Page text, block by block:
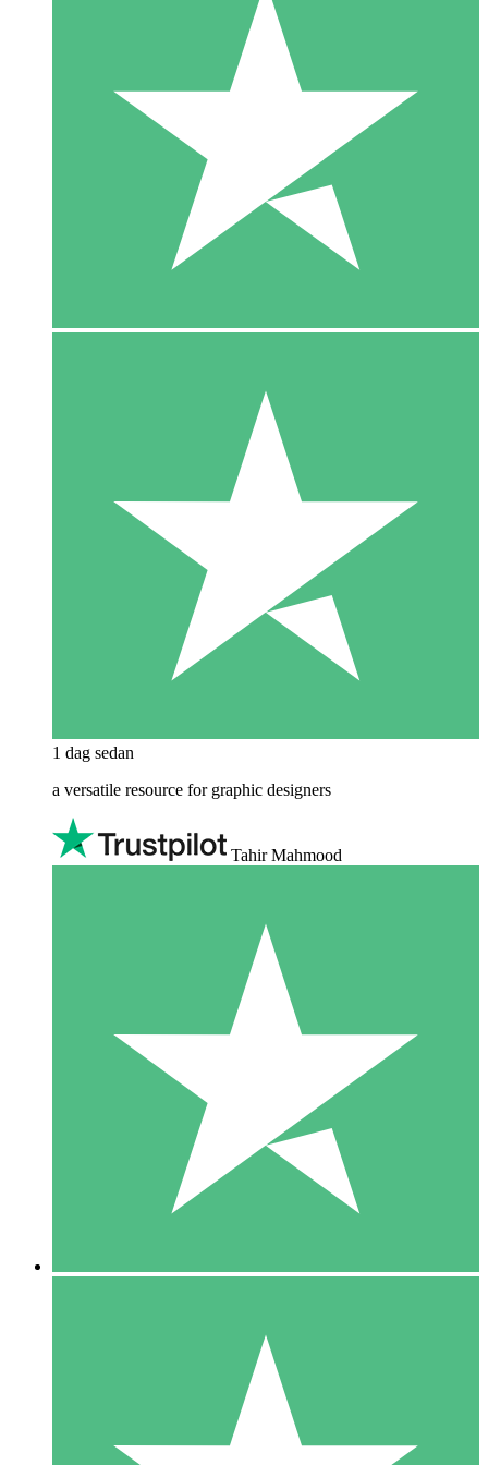
1 dag sedan
a versatile resource for graphic designers
Tahir Mahmood